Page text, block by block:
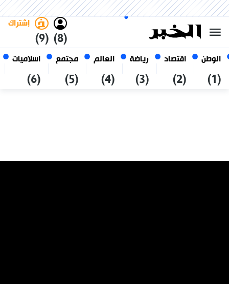
الوطن
(1)
اقتصاد
(2)
رياضة
(3)
العالم
(4)
مجتمع
(5)
اسلاميات
(6)
(8)
إشتراك
(9)
أغسطس 2026
الجزائر